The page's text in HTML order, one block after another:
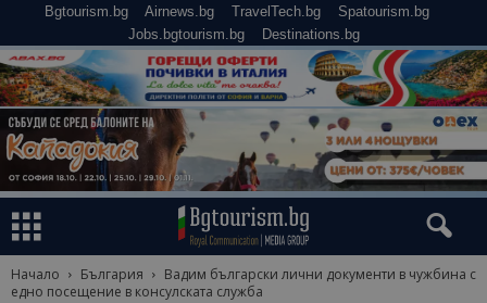
Bgtourism.bg Airnews.bg TravelTech.bg
Spatourism.bg
Jobs.bgtourism.bg
Destinations.bg
Начало България
Вадим български лични документи в чужбина с
едно посещение в консулската служба